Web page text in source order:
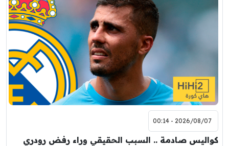
2026/08/07 - 00:14
كواليس صادمة .. السبب الحقيقي وراء رفض رودري